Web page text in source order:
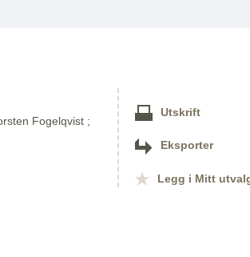
Fogelqvist ;
Utskrift
Eksporter
Legg i Mitt